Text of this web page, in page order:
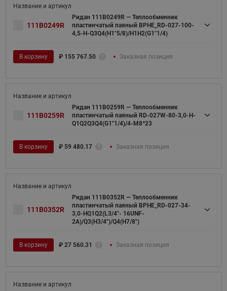
111B0249R
Ридан 111B0249R — Теплообменник
пластинчатый паяный BPHE_RD-027-100-
4,5-H-Q3Q4(H1"5/8)/H1H2(G1"1/4)
В корзину ₽ 155 767.50 Заказная позиция
111B0259R
Ридан 111B0259R — Теплообменник
пластинчатый паяный RD-027W-80-3,0-H-
Q1Q2Q3Q4(G1''1/4)/4-M8*23
В корзину ₽ 59 480.17 Заказная позиция
111B0352R
Ридан 111B0352R — Теплообменник
пластинчатый паяный BPHE_RD-027-34-
3,0-HQ1Q2(L3/4"- 16UNF-
2A)/Q3(H3/4")/Q4(H7/8")
В корзину ₽ 27 560.31 Заказная позиция